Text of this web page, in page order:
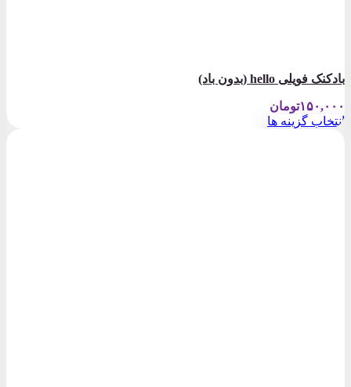
بادکنک فویلی hello (بدون باد)
۱۵۰,۰۰۰تومان
انتخاب گزینه ها